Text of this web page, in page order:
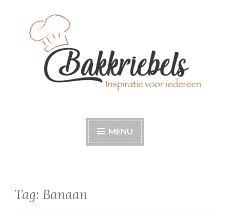
Bakkriebels
MENU
Tag: Banaan